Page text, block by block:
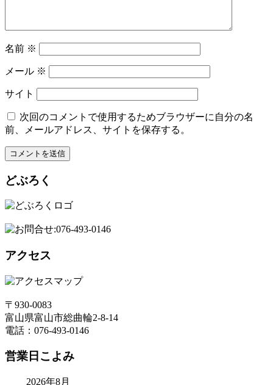
名前 ※
メール ※
サイト
次回のコメントで使用するためブラウザーに自分の名
前、メールアドレス、サイトを保存する。
どぶろく
アクセス
〒930-0083
富山県富山市総曲輪2-8-14
電話：076-493-0146
営業日こよみ
2026年8月